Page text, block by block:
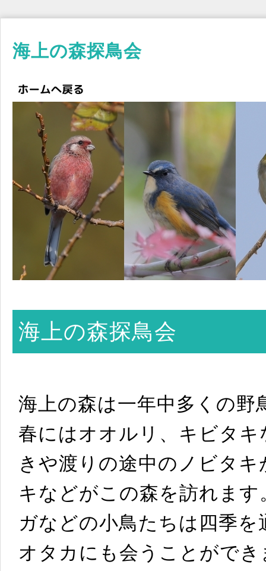
海上の森探鳥会
海上の森探鳥会
海上の森は一年中多くの
春にはオオルリ、キビタ
きや渡りの途中のノビタ
キなどがこの森を訪れま
ガなどの小鳥たちは四季
オタカにも会うことがで